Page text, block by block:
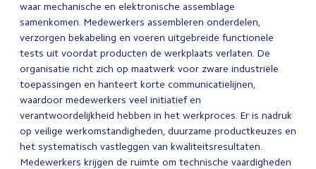
waar mechanische en elektronische assemblage
samenkomen. Medewerkers assembleren onderdelen,
verzorgen bekabeling en voeren uitgebreide functionele
tests uit voordat producten de werkplaats verlaten. De
organisatie richt zich op maatwerk voor zware industriële
toepassingen en hanteert korte communicatielijnen,
waardoor medewerkers veel initiatief en
verantwoordelijkheid hebben in het werkproces. Er is nadruk
op veilige werkomstandigheden, duurzame productkeuzes en
het systematisch vastleggen van kwaliteitsresultaten.
Medewerkers krijgen de ruimte om technische vaardigheden